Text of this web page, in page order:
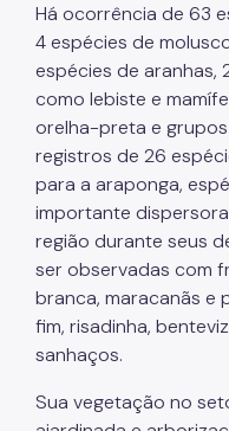
Plano de Ação
Serviços Ambientais
Educação Ambiental
Programas
Município VerdeAzul
Resíduos Sólidos
Legislação
Biblioteca
Ouvidoria Geral
Há ocorrência de 63
4 espécies de
espécies de aranhas,
como lebiste e
orelha-preta e grupos
registros de 26
para a araponga,
importante
região durante seus
ser observadas com
branca, maracanãs e
fim, risadinha,
sanhaços.
Sua vegetação no